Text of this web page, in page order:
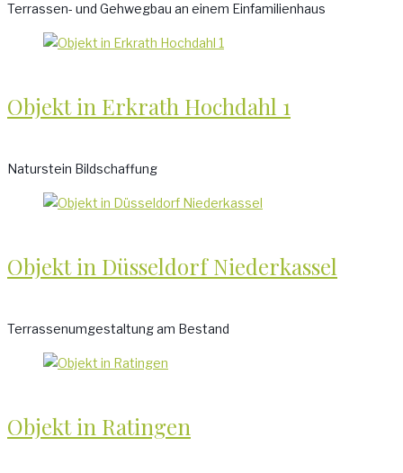
Terrassen- und Gehwegbau an einem Einfamilienhaus
Objekt in Erkrath Hochdahl 1
Naturstein Bildschaffung
Objekt in Düsseldorf Niederkassel
Terrassenumgestaltung am Bestand
Objekt in Ratingen